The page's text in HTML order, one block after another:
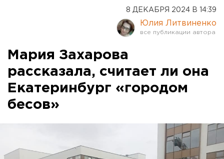
8 ДЕКАБРЯ 2024 В 14:39
Юлия Литвиненко
Мария Захарова
рассказала, считает ли она
Екатеринбург «городом
бесов»